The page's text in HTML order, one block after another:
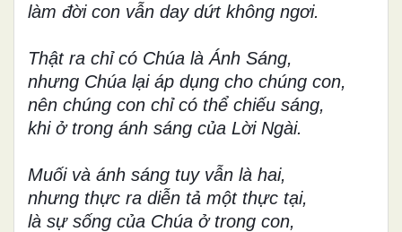
làm đời con vẫn day dứt không ngơi.
Thật ra chỉ có Chúa là Ánh Sáng,
nhưng Chúa lại áp dụng cho chúng con,
nên chúng con chỉ có thể chiếu sáng,
khi ở trong ánh sáng của Lời Ngài.
Muối và ánh sáng tuy vẫn là hai,
nhưng thực ra diễn tả một thực tại,
là sự sống của Chúa ở trong con,